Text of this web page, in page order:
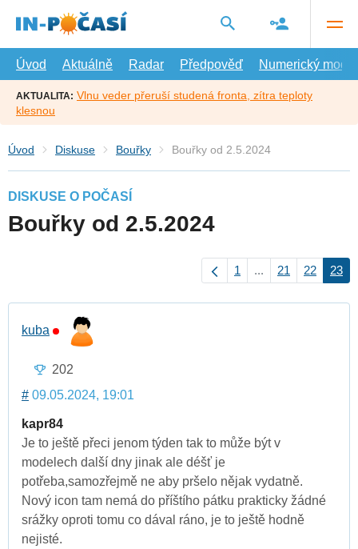
hlavní
Úvod
Aktuálně Radar Předpověď Numerický model
AKTUALITA: Vlnu veder přeruší studená fronta, zítra teploty
klesnou
Úvod Diskuse Bouřky Bouřky od 2.5.2024
DISKUSE O POČASÍ
Bouřky od 2.5.2024
1 ... 21 22 23
kuba
202
# 09.05.2024, 19:01
kapr84
Je to ještě přeci jenom týden tak to může být v
modelech další dny jinak ale déšť je
potřeba,samozřejmě ne aby pršelo nějak vydatně.
Nový icon tam nemá do příštího pátku prakticky žádné
srážky oproti tomu co dával ráno, je to ještě hodně
nejisté.